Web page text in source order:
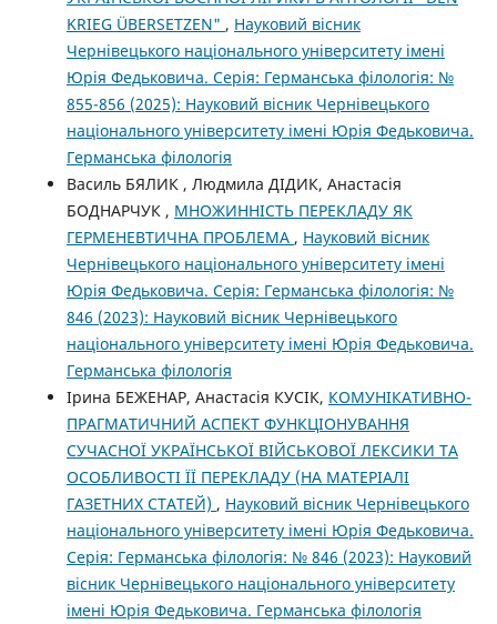
KRIEG ÜBERSETZEN" , Науковий вісник
Чернівецького національного університету імені
Юрія Федьковича. Серія: Германська філологія: №
855-856 (2025): Науковий вісник Чернівецького
національного університету імені Юрія Федьковича.
Германська філологія
Василь БЯЛИК , Людмила ДІДИК, Анастасія
БОДНАРЧУК , МНОЖИННІСТЬ ПЕРЕКЛАДУ ЯК
ГЕРМЕНЕВТИЧНА ПРОБЛЕМА , Науковий вісник
Чернівецького національного університету імені
Юрія Федьковича. Серія: Германська філологія: №
846 (2023): Науковий вісник Чернівецького
національного університету імені Юрія Федьковича.
Германська філологія
Ірина БЕЖЕНАР, Анастасія КУСІК, КОМУНІКАТИВНО-
ПРАГМАТИЧНИЙ АСПЕКТ ФУНКЦІОНУВАННЯ
СУЧАСНОЇ УКРАЇНСЬКОЇ ВІЙСЬКОВОЇ ЛЕКСИКИ ТА
ОСОБЛИВОСТІ ЇЇ ПЕРЕКЛАДУ (НА МАТЕРІАЛІ
ГАЗЕТНИХ СТАТЕЙ) , Науковий вісник Чернівецького
національного університету імені Юрія Федьковича.
Серія: Германська філологія: № 846 (2023): Науковий
вісник Чернівецького національного університету
імені Юрія Федьковича. Германська філологія